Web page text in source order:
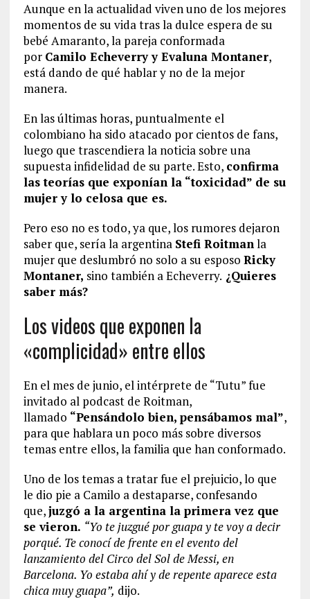
Aunque en la actualidad viven uno de los mejores
momentos de su vida tras la dulce espera de su
bebé Amaranto, la pareja conformada
por Camilo Echeverry y Evaluna Montaner,
está dando de qué hablar y no de la mejor
manera.
En las últimas horas, puntualmente el
colombiano ha sido atacado por cientos de fans,
luego que trascendiera la noticia sobre una
supuesta infidelidad de su parte. Esto, confirma
las teorías que exponían la “toxicidad” de su
mujer y lo celosa que es.
Pero eso no es todo, ya que, los rumores dejaron
saber que, sería la argentina Stefi Roitmanla
mujer que deslumbró no solo a su esposo Ricky
Montaner, sino también a Echeverry. ¿Quieres
saber más?
Los videos que exponen la
«complicidad» entre ellos
En el mes de junio, el intérprete de “Tutu” fue
invitado al podcast de Roitman,
llamado “Pensándolo bien, pensábamos mal”,
para que hablara un poco más sobre diversos
temas entre ellos, la familia que han conformado.
Uno de los temas a tratar fue el prejuicio, lo que
le dio pie a Camilo a destaparse, confesando
que,juzgó a la argentina la primera vez que
se vieron. “Yo te juzgué por guapa y te voy a decir
porqué. Te conocí de frente en el evento del
lanzamiento del Circo del Sol de Messi, en
Barcelona. Yo estaba ahí y de repente aparece esta
chica muy guapa”, dijo.